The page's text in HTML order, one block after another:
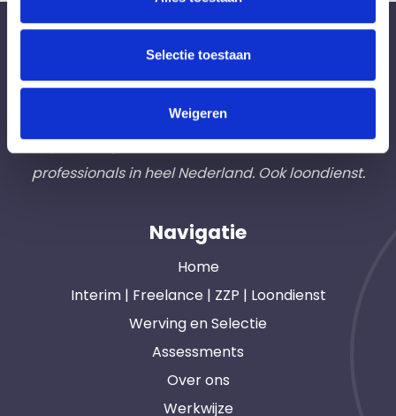
Selectie toestaan
Weigeren
Bureau Ad Interim ®
Professionals likeFrintzz
Hét interim bemiddelingsbureau voor
opdrachtgevers en interim, freelance en ZZP
professionals in heel Nederland. Ook loondienst.
Navigatie
Home
Interim | Freelance | ZZP | Loondienst
Werving en Selectie
Assessments
Over ons
Werkwijze